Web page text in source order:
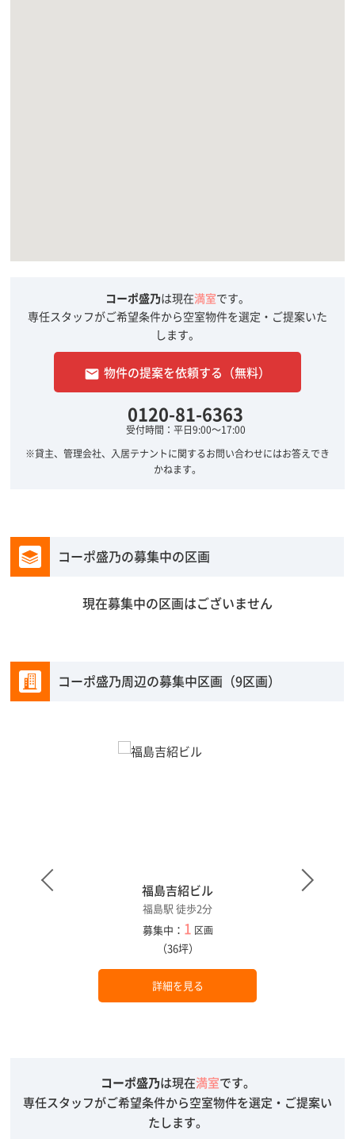
コーポ盛乃は現在満室です。
専任スタッフがご希望条件から空室物件を選定・ご提案いた
します。
email 物件の提案を依頼する（無料）
0120-81-6363
受付時間：平日9:00～17:00
※貸主、管理会社、入居テナントに関するお問い合わせにはお答えでき
かねます。
コーポ盛乃の募集中の区画
現在募集中の区画はございません
コーポ盛乃周辺の募集中区画（9区画）
福島吉紹ビル
福島駅 徒歩2分
募集中： 1 区画
（36坪）
詳細を見る
コーポ盛乃は現在満室です。
専任スタッフがご希望条件から空室物件を選定・ご提案い
たします。